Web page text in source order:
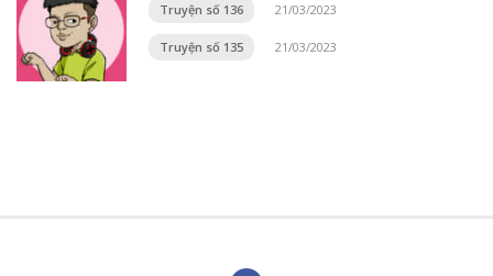
Truyện số 136 21/03/2023
Truyện số 135 21/03/2023